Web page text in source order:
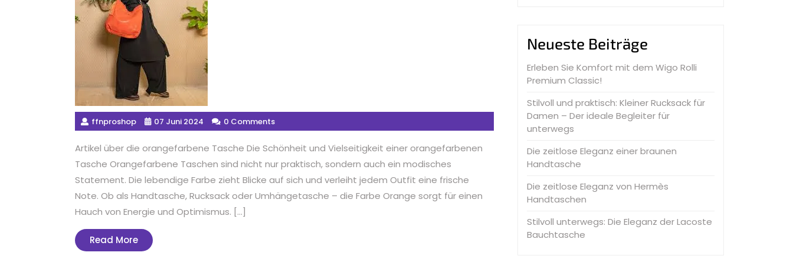
ffnproshop 07 Juni 2024 0 Comments
Artikel über die orangefarbene Tasche Die Schönheit und Vielseitigkeit einer orangefarbenen
Tasche Orangefarbene Taschen sind nicht nur praktisch, sondern auch ein modisches
Statement. Die lebendige Farbe zieht Blicke auf sich und verleiht jedem Outfit eine frische
Note. Ob als Handtasche, Rucksack oder Umhängetasche – die Farbe Orange sorgt für einen
Hauch von Energie und Optimismus. […]
Read MoreRead
More
Neueste Beiträge
Erleben Sie Komfort mit dem Wigo Rolli
Premium Classic!
Stilvoll und praktisch: Kleiner Rucksack für
Damen – Der ideale Begleiter für
unterwegs
Die zeitlose Eleganz einer braunen
Handtasche
Die zeitlose Eleganz von Hermès
Handtaschen
Stilvoll unterwegs: Die Eleganz der Lacoste
Bauchtasche